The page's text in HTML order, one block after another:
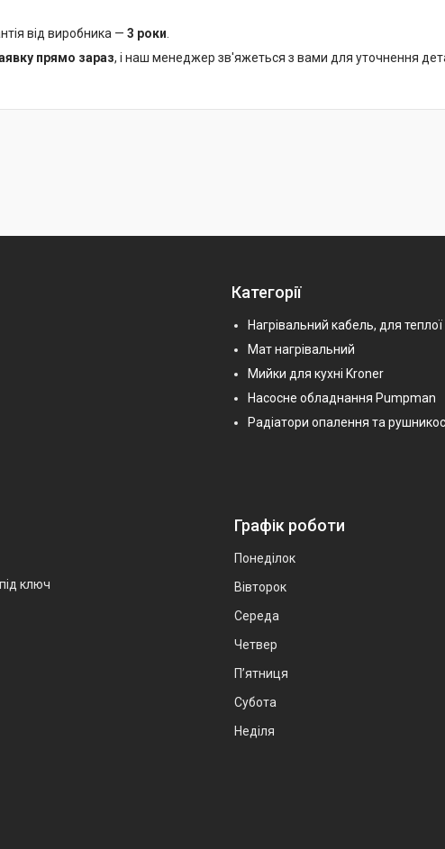
від виробника — 3 роки
прямо зараз, і наш менеджер зв'яжеться з вами для уточнення
Категорії
Нагрівальний кабель, для теплої
Мат нагрівальний
Мийки для кухні Kroner
Насосне обладнання Pumpman
Радіатори опалення та
ключ
Графік роботи
Понеділок
Вівторок
Середа
Четвер
Пʼятниця
Субота
Неділя